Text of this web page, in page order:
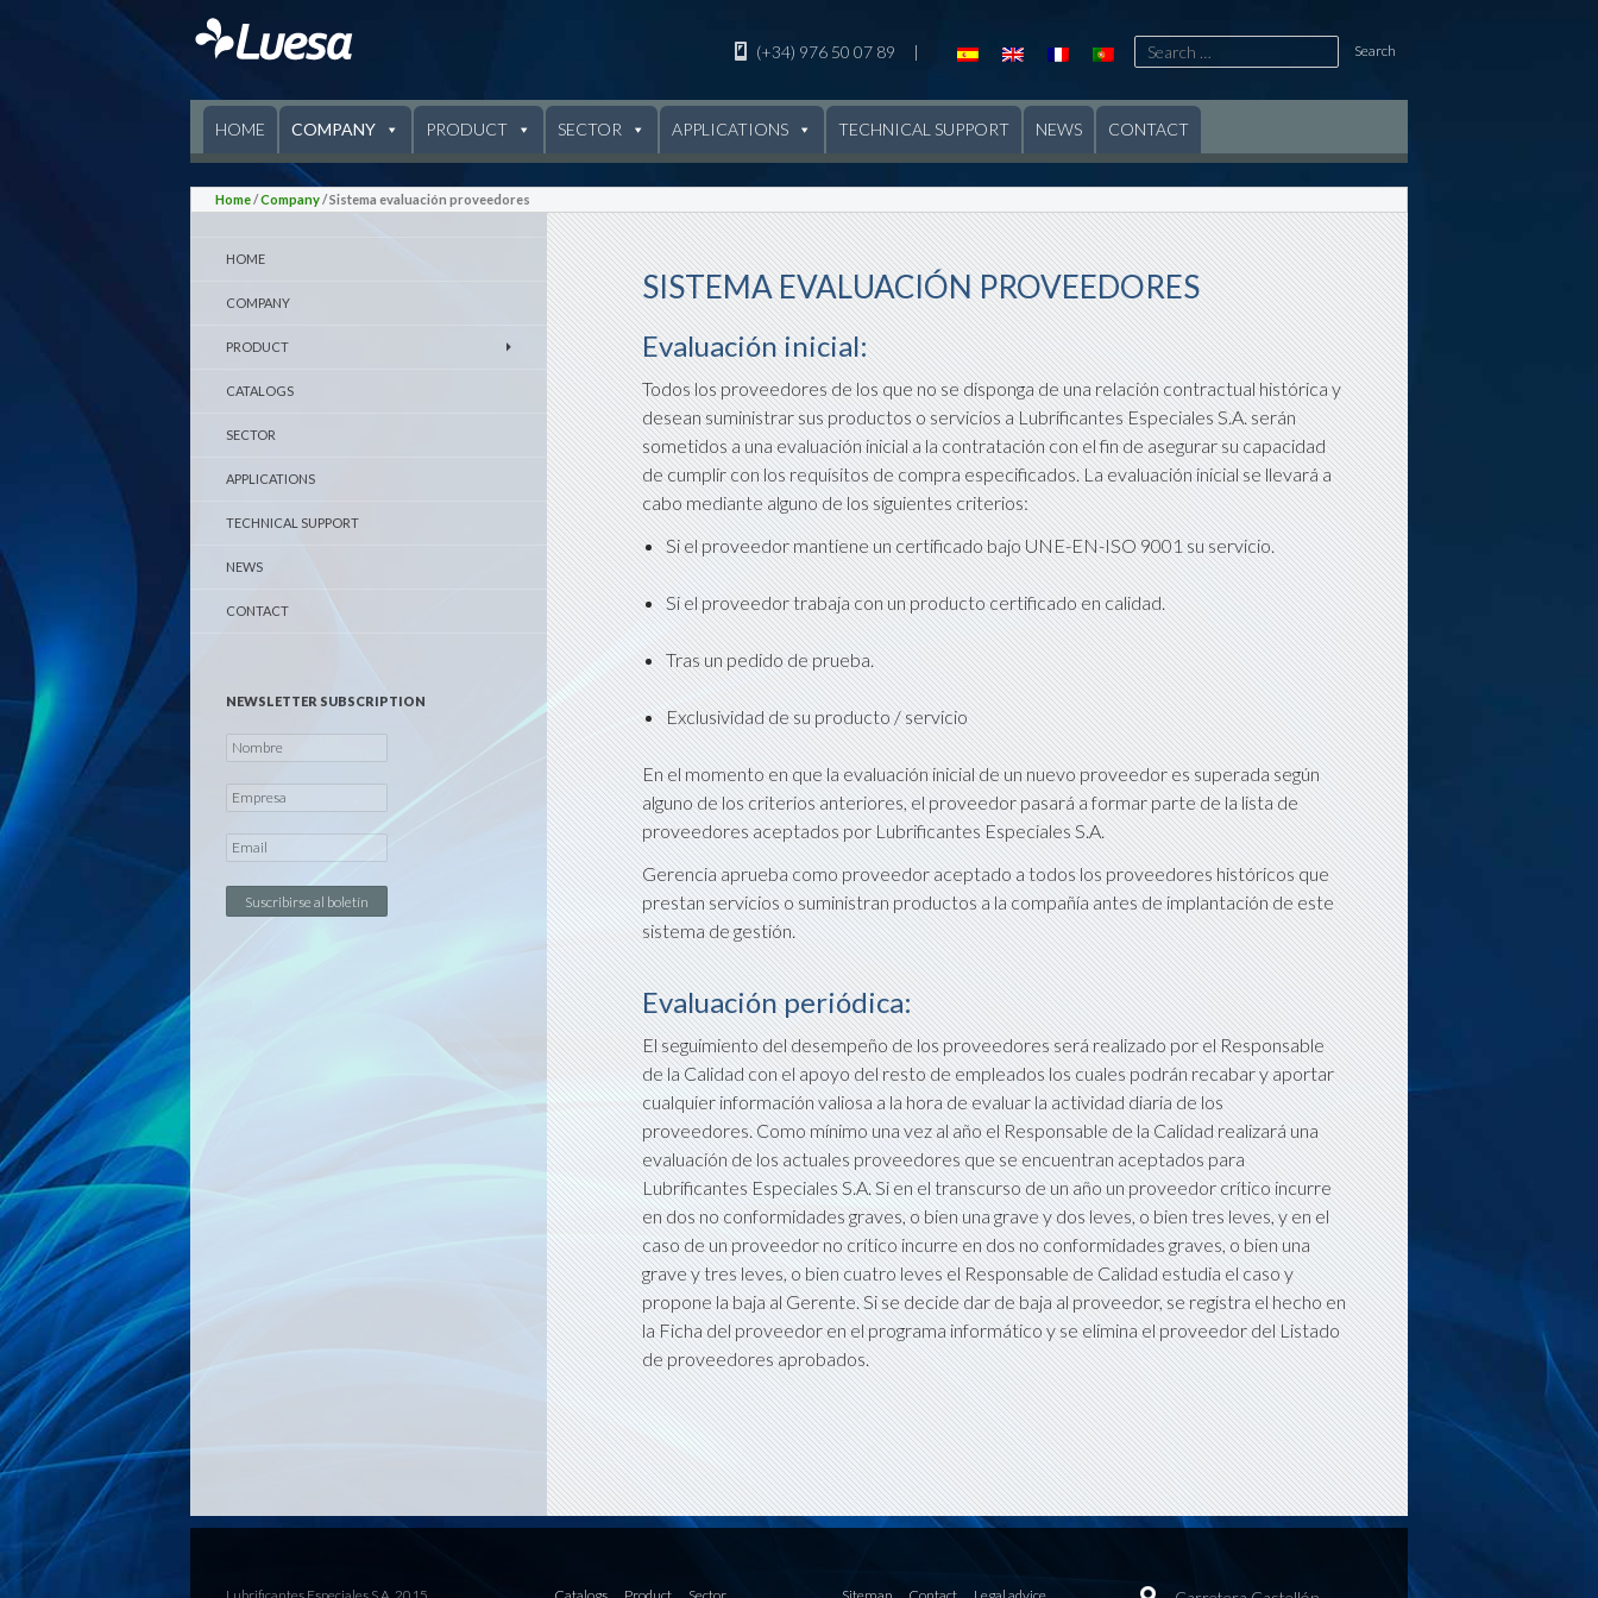
(+34) 976 50 07 89 |
Search
for:
SKIP TO CONTENT
HOME COMPANY PRODUCT SECTOR APPLICATIONS TECHNICAL SUPPORT NEWS CONTACT
Home /Company / Sistema evaluación proveedores
SISTEMA EVALUACIÓN PROVEEDORES
Evaluación inicial:
Todos los proveedores de los que no se disponga de una relación contractual histórica y
desean suministrar sus productos o servicios a Lubrificantes Especiales S.A. serán
sometidos a una evaluación inicial a la contratación con el fin de asegurar su capacidad
de cumplir con los requisitos de compra especificados. La evaluación inicial se llevará a
cabo mediante alguno de los siguientes criterios:
Si el proveedor mantiene un certificado bajo UNE-EN-ISO 9001 su servicio.
Si el proveedor trabaja con un producto certificado en calidad.
Tras un pedido de prueba.
Exclusividad de su producto / servicio
En el momento en que la evaluación inicial de un nuevo proveedor es superada según
alguno de los criterios anteriores, el proveedor pasará a formar parte de la lista de
proveedores aceptados por Lubrificantes Especiales S.A.
Gerencia aprueba como proveedor aceptado a todos los proveedores históricos que
prestan servicios o suministran productos a la compañía antes de implantación de este
sistema de gestión.
Evaluación periódica:
El seguimiento del desempeño de los proveedores será realizado por el Responsable
de la Calidad con el apoyo del resto de empleados los cuales podrán recabar y aportar
cualquier información valiosa a la hora de evaluar la actividad diaria de los
proveedores. Como mínimo una vez al año el Responsable de la Calidad realizará una
evaluación de los actuales proveedores que se encuentran aceptados para
Lubrificantes Especiales S.A. Si en el transcurso de un año un proveedor crítico incurre
en dos no conformidades graves, o bien una grave y dos leves, o bien tres leves, y en el
caso de un proveedor no crítico incurre en dos no conformidades graves, o bien una
grave y tres leves, o bien cuatro leves el Responsable de Calidad estudia el caso y
propone la baja al Gerente. Si se decide dar de baja al proveedor, se registra el hecho en
la Ficha del proveedor en el programa informático y se elimina el proveedor del Listado
de proveedores aprobados.
HOME
COMPANY
PRODUCT
CATALOGS
SECTOR
APPLICATIONS
TECHNICAL SUPPORT
NEWS
CONTACT
NEWSLETTER SUBSCRIPTION